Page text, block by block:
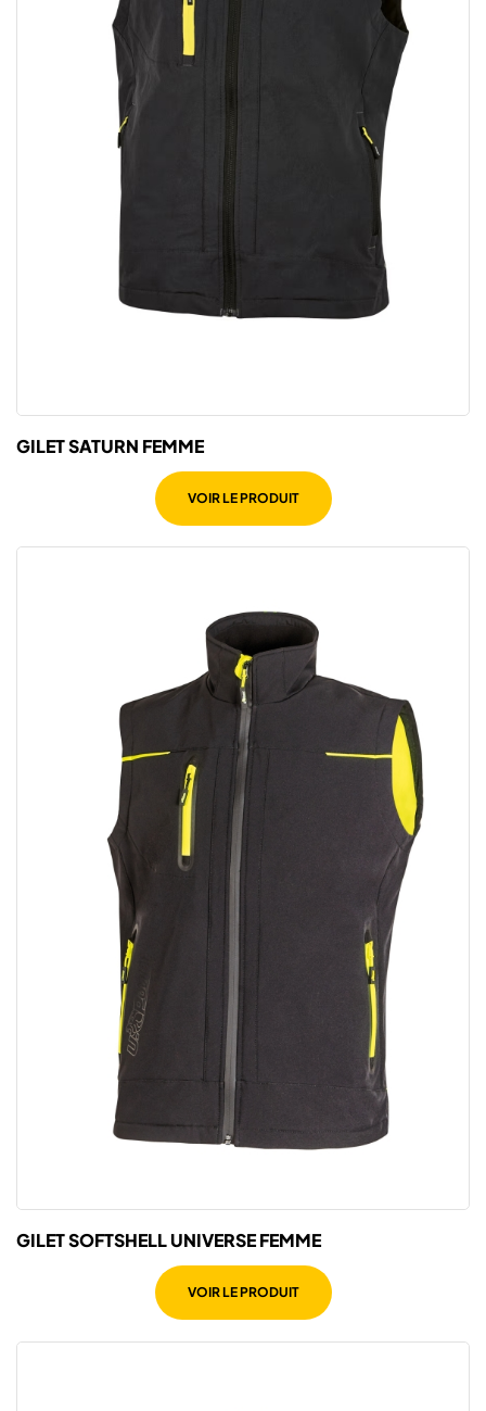
GILET SATURN FEMME
VOIR LE PRODUIT
GILET SOFTSHELL UNIVERSE FEMME
VOIR LE PRODUIT